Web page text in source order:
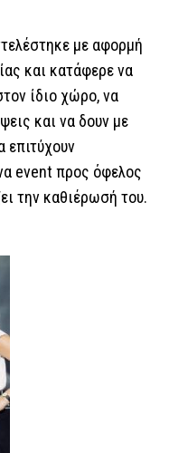
με αφορμή
και κατάφερε να
ίδιο χώρο, να
και να δουν με
επιτύχουν
event προς όφελος
την καθιέρωσή του.